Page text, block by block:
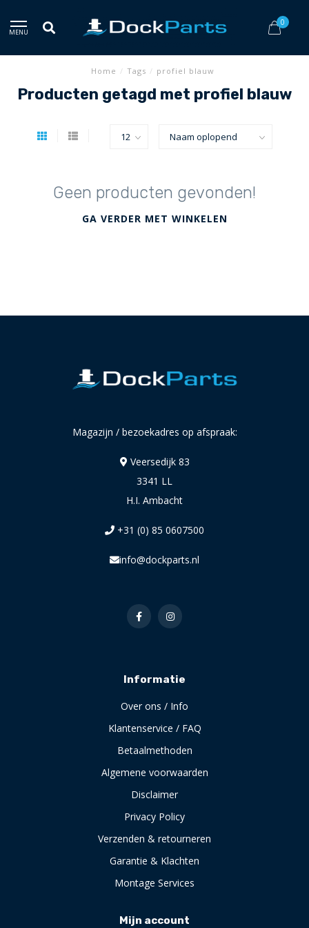
MENU
0
Home / Tags / profiel blauw
Producten getagd met profiel blauw
Geen producten gevonden!
GA VERDER MET WINKELEN
Magazijn / bezoekadres op afspraak:
Veersedijk 83
3341 LL
H.I. Ambacht
+31 (0) 85 0607500
info@dockparts.nl
Informatie
Over ons / Info
Klantenservice / FAQ
Betaalmethoden
Algemene voorwaarden
Disclaimer
Privacy Policy
Verzenden & retourneren
Garantie & Klachten
Montage Services
Mijn account